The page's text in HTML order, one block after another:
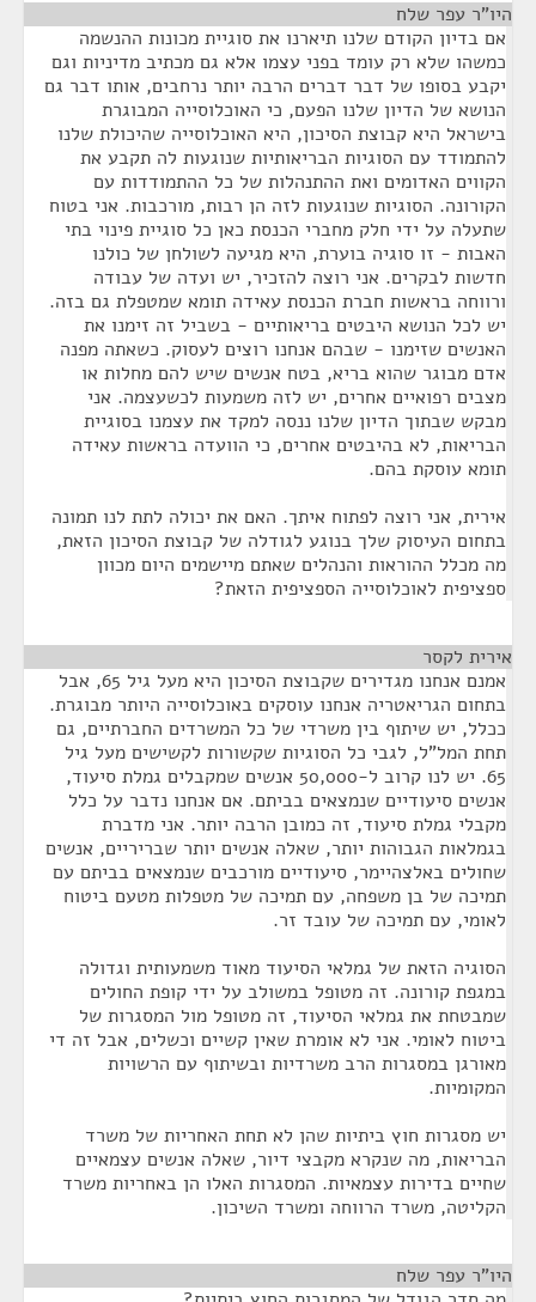
היו"ר עפר שלח
אם בדיון הקודם שלנו תיארנו את סוגיית מכונות ההנשמה
כמשהו שלא רק עומד בפני עצמו אלא גם מכתיב מדיניות וגם
יקבע בסופו של דבר דברים הרבה יותר נרחבים, אותו דבר גם
הנושא של הדיון שלנו הפעם, כי האוכלוסייה המבוגרת
בישראל היא קבוצת הסיכון, היא האוכלוסייה שהיכולת שלנו
להתמודד עם הסוגיות הבריאותיות שנוגעות לה תקבע את
הקווים האדומים ואת ההתנהלות של כל ההתמודדות עם
הקורונה. הסוגיות שנוגעות לזה הן רבות, מורכבות. אני בטוח
שתעלה על ידי חלק מחברי הכנסת כאן כל סוגיית פינוי בתי
האבות - זו סוגיה בוערת, היא מגיעה לשולחן של כולנו
חדשות לבקרים. אני רוצה להזכיר, יש ועדה של עבודה
ורווחה בראשות חברת הכנסת עאידה תומא שמטפלת גם בזה.
יש לכל הנושא היבטים בריאותיים - בשביל זה זימנו את
האנשים שזימנו - שבהם אנחנו רוצים לעסוק. כשאתה מפנה
אדם מבוגר שהוא בריא, בטח אנשים שיש להם מחלות או
מצבים רפואיים אחרים, יש לזה משמעות לכשעצמה. אני
מבקש שבתוך הדיון שלנו ננסה למקד את עצמנו בסוגיית
הבריאות, לא בהיבטים אחרים, כי הוועדה בראשות עאידה
תומא עוסקת בהם.
אירית, אני רוצה לפתוח איתך. האם את יכולה לתת לנו תמונה
בתחום העיסוק שלך בנוגע לגודלה של קבוצת הסיכון הזאת,
מה מכלל ההוראות והנהלים שאתם מיישמים היום מכוון
ספציפית לאוכלוסייה הספציפית הזאת?
אירית לקסר
אמנם אנחנו מגדירים שקבוצת הסיכון היא מעל גיל 65, אבל
בתחום הגריאטריה אנחנו עוסקים באוכלוסייה היותר מבוגרת.
ככלל, יש שיתוף בין משרדי של כל המשרדים החברתיים, גם
תחת המל"ל, לגבי כל הסוגיות שקשורות לקשישים מעל גיל
65. יש לנו קרוב ל-50,000 אנשים שמקבלים גמלת סיעוד,
אנשים סיעודיים שנמצאים בביתם. אם אנחנו נדבר על כלל
מקבלי גמלת סיעוד, זה כמובן הרבה יותר. אני מדברת
בגמלאות הגבוהות יותר, שאלה אנשים יותר שבריריים, אנשים
שחולים באלצהיימר, סיעודיים מורכבים שנמצאים בביתם עם
תמיכה של בן משפחה, עם תמיכה של מטפלות מטעם ביטוח
לאומי, עם תמיכה של עובד זר.
הסוגיה הזאת של גמלאי הסיעוד מאוד משמעותית וגדולה
במגפת קורונה. זה מטופל במשולב על ידי קופת החולים
שמבטחת את גמלאי הסיעוד, זה מטופל מול המסגרות של
ביטוח לאומי. אני לא אומרת שאין קשיים וכשלים, אבל זה די
מאורגן במסגרות הרב משרדיות ובשיתוף עם הרשויות
המקומיות.
יש מסגרות חוץ ביתיות שהן לא תחת האחריות של משרד
הבריאות, מה שנקרא מקבצי דיור, שאלה אנשים עצמאיים
שחיים בדירות עצמאיות. המסגרות האלו הן באחריות משרד
הקליטה, משרד הרווחה ומשרד השיכון.
היו"ר עפר שלח